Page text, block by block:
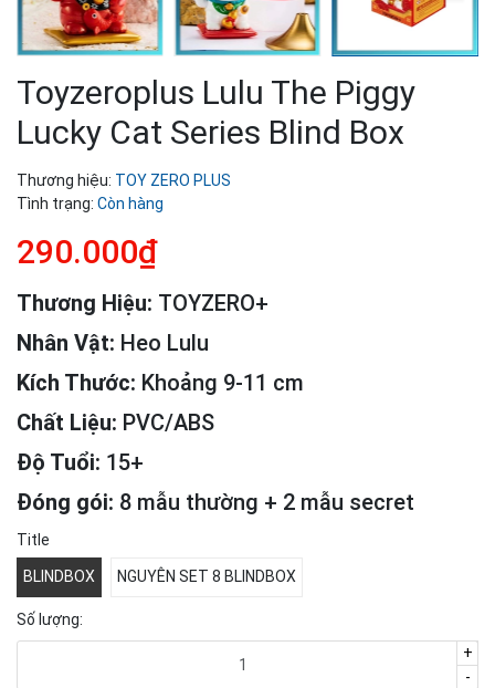
Toyzeroplus Lulu The Piggy
Lucky Cat Series Blind Box
Thương hiệu: TOY ZERO PLUS
Tình trạng: Còn hàng
290.000₫
Thương Hiệu: TOYZERO+
Nhân Vật: Heo Lulu
Kích Thước: Khoảng 9-11 cm
Chất Liệu: PVC/ABS
Độ Tuổi: 15+
Đóng gói: 8 mẫu thường + 2 mẫu secret
Title
BLINDBOX NGUYÊN SET 8 BLINDBOX
Số lượng:
-
+